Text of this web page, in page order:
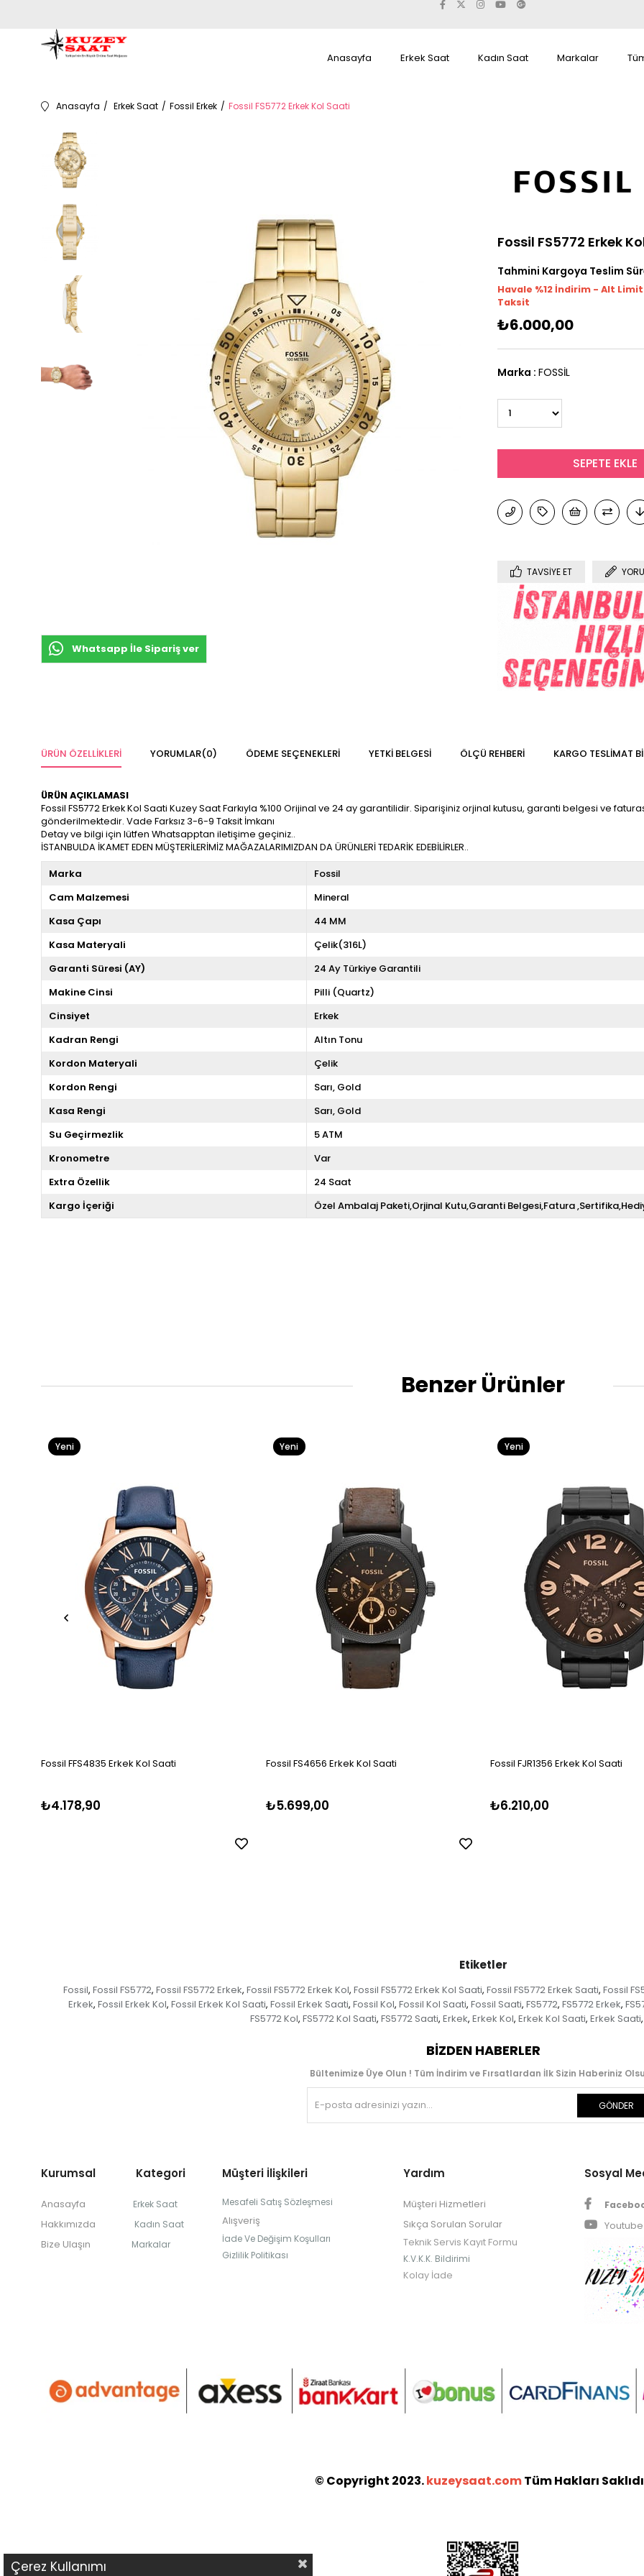
Anasayfa Erkek Saat Kadın Saat Markalar
Anasayfa Erkek Saat Fossil Erkek Fossil FS5772 Erkek Kol Saati
Whatsapp İle Sipariş ver
Fossil FS5772 Erkek
Tahmini Kargoya Teslim
Havale %12 İndirim - Alt Limit
Taksit
₺6.000,00
Marka : FOSSİL
TAVSIYE ET
ÜRÜN ÖZELLIKLERI YORUMLAR(0) ÖDEME SEÇENEKLERI YETKİ BELGESİ ÖLÇÜ REHBERI KARGO TESLIMAT
ÜRÜN AÇIKLAMASI
Fossil FS5772 Erkek Kol Saati Kuzey Saat Farkıyla %100 Orijinal ve 24 ay garantilidir. Siparişiniz orjinal kutusu, garanti belgesi ve
gönderilmektedir. Vade Farksız 3-6-9 Taksit İmkanı
Detay ve bilgi için lütfen Whatsapptan iletişime geçiniz..
İSTANBULDA İKAMET EDEN MÜŞTERİLERİMİZ MAĞAZALARIMIZDAN DA ÜRÜNLERİ TEDARİK EDEBİLİRLER..
Marka
Fossil
Cam Malzemesi
Mineral
Kasa Çapı
44 MM
Kasa Materyali
Çelik(316L)
Garanti Süresi (AY)
24 Ay Türkiye Garantili
Makine Cinsi
Pilli (Quartz)
Cinsiyet
Erkek
Kadran Rengi
Altın Tonu
Kordon Materyali
Çelik
Kordon Rengi
Sarı Gold
Kasa Rengi
Sarı Gold
Su Geçirmezlik
5 ATM
Kronometre
Var
Extra Özellik
24 Saat
Kargo İçeriği
Özel Ambalaj Paketi,Orjinal Kutu,Garanti Belgesi,Fatura
Benzer Ürünler
Fossil FFS4835 Erkek Kol Saati
₺4.178,90
Yeni
Fossil FS4656 Erkek Kol Saati
₺5.699,00
Yeni
Fossil FJR1356 Erkek Kol Saati
₺6.210,00
Yeni
Etiketler
Fossil, Fossil FS5772, Fossil FS5772 Erkek, Fossil FS5772 Erkek Kol, Fossil FS5772 Erkek Kol Saati, Fossil FS5772 Erkek Saati, Fossil
Erkek, Fossil Erkek Kol, Fossil Erkek Kol Saati, Fossil Erkek Saati, Fossil Kol, Fossil Kol Saati, Fossil Saati, FS5772, FS5772 Erkek,
FS5772 Kol, FS5772 Kol Saati, FS5772 Saati, Erkek, Erkek Kol, Erkek Kol Saati, Erkek Saati,
BIZDEN HABERLER
Bültenimize Üye Olun ! Tüm İndirim ve Fırsatlardan İlk Sizin Haberiniz
GÖNDER
Kurumsal Kategori
Anasayfa Erkek Saat
Hakkımızda Kadın Saat
Bize Ulaşın Markalar
Müşteri İlişkileri
Mesafeli Satış Sözleşmesi
Alışveriş
İade Ve Değişim Koşulları
Gizlilik Politikası
Yardım
Müşteri Hizmetleri
Sıkça Sorulan Sorular
Teknik Servis Kayıt Formu
K.V.K.K. Bildirimi
Kolay İade
Sosyal
Youtube
© Copyright 2023.kuzeysaat.comTüm Hakları
Çerez Kullanımı